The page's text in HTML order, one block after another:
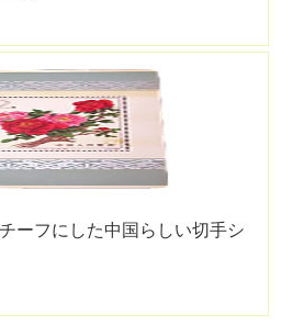
ーフにした中国らしい切手シ